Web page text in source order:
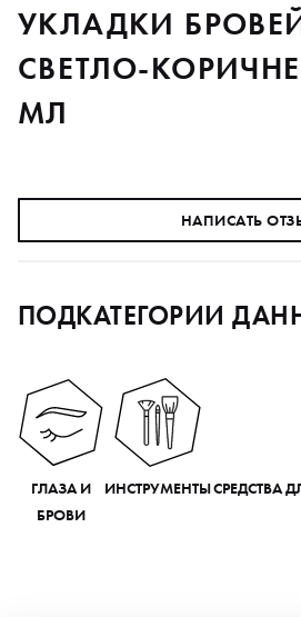
УКЛАДКИ БРОВЕЙ
СВЕТЛО-
МЛ
НАПИСАТЬ
ПОДКАТЕГОРИИ
ГЛАЗА И
БРОВИ
ИНСТРУМЕНТЫСРЕДСТВА